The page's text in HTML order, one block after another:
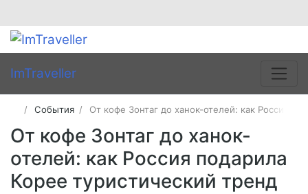
ImTraveller
События От кофе Зонтаг до ханок-отелей: как Россия
От кофе Зонтаг до ханок-
отелей: как Россия подарила
Корее туристический тренд